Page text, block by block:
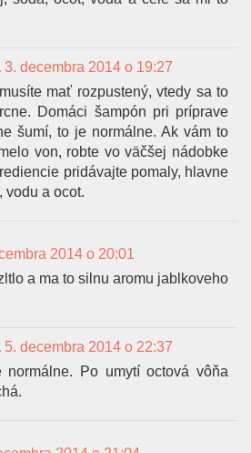
3. decembra 2014 o 19:27
mať rozpustený, vtedy sa to
Domáci šampón pri príprave
šumí, to je normálne. Ak vám to
von, robte vo väčšej nádobke
pridávajte pomaly, hlavne
vodu a ocot.
2014 o 20:01
a ma to silnu aromu jablkoveho
5. decembra 2014 o 22:37
normálne. Po umytí octová vôňa